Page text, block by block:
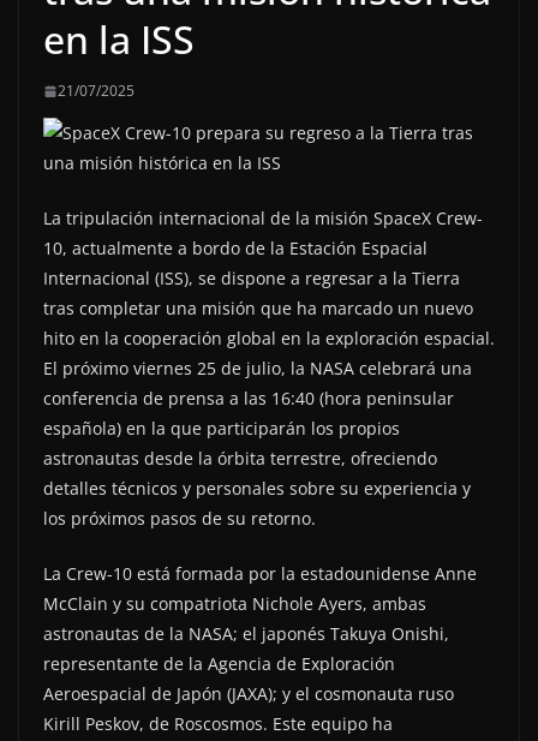
en la ISS
21/07/2025
La tripulación internacional de la misión SpaceX Crew-
10, actualmente a bordo de la Estación Espacial
Internacional (ISS), se dispone a regresar a la Tierra
tras completar una misión que ha marcado un nuevo
hito en la cooperación global en la exploración espacial.
El próximo viernes 25 de julio, la NASA celebrará una
conferencia de prensa a las 16:40 (hora peninsular
española) en la que participarán los propios
astronautas desde la órbita terrestre, ofreciendo
detalles técnicos y personales sobre su experiencia y
los próximos pasos de su retorno.
La Crew-10 está formada por la estadounidense Anne
McClain y su compatriota Nichole Ayers, ambas
astronautas de la NASA; el japonés Takuya Onishi,
representante de la Agencia de Exploración
Aeroespacial de Japón (JAXA); y el cosmonauta ruso
Kirill Peskov, de Roscosmos. Este equipo ha